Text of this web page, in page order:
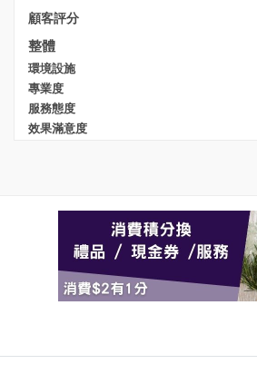
顧客評分
整體
環境設施
專業度
服務態度
效果滿意度